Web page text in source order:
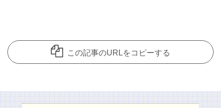
この記事のURLをコピーする